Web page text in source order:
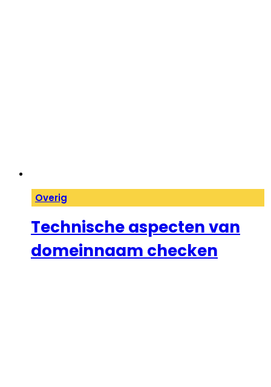
Overig
Technische aspecten van
domeinnaam checken